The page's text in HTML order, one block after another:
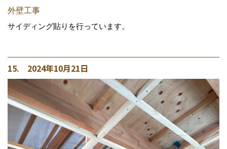
外壁工事
サイディング貼りを行っています。
15. 2024年10月21日